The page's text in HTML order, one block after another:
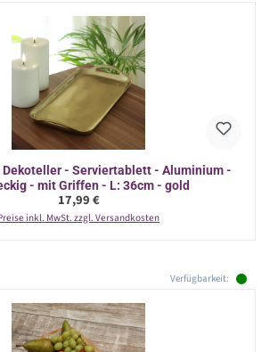
- Serviertablett - Aluminium -
rechteckig - mit Griffen - L: 36cm - gold
Regulärer Preis:
17,99 €
inkl. MwSt. zzgl. Versandkosten
Verfügbarkeit: